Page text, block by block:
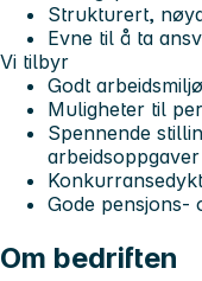
Strukturert,
Evne til å ta
Vi tilbyr
Godt
Muligheter til
Spennende
arbeidsoppgaver
Gode pensjons-
Om bedriften